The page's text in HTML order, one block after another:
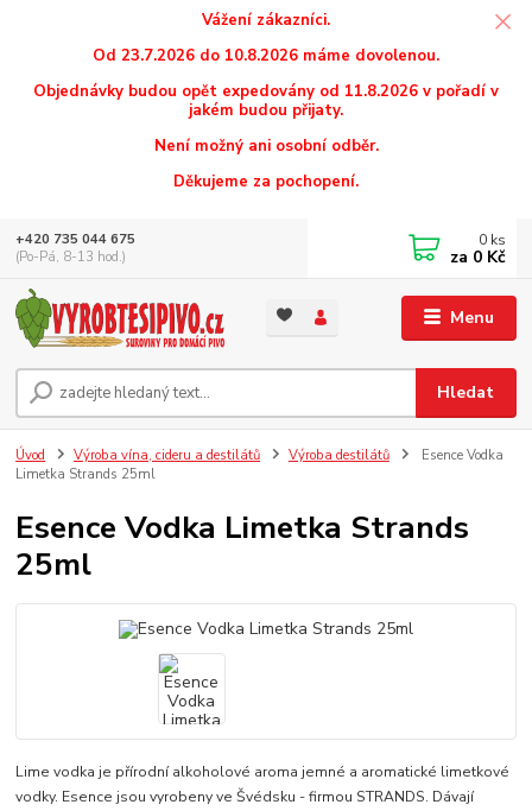
Vážení zákazníci.
Od 23.7.2026 do 10.8.2026 máme dovolenou.
Objednávky budou opět expedovány od 11.8.2026 v pořadí v
jakém budou přijaty.
Není možný ani osobní odběr.
Děkujeme za pochopení.
Menu
Hledat
+420 735 044 675
(Po-Pá, 8-13 hod.)
0 ks
za 0 Kč
Úvod Výroba vína, cideru a destilátů Výroba destilátů
Esence Vodka
Limetka Strands 25ml
Esence Vodka Limetka Strands
25ml
Lime vodka je přírodní alkoholové aroma jemné a aromatické limetkové
vodky. Esence jsou vyrobeny ve Švédsku - firmou STRANDS. Dávají